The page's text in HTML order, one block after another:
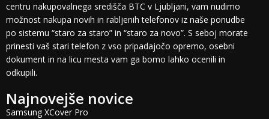
centru nakupovalnega središča BTC v Ljubljani, vam nudimo
možnost nakupa novih in rabljenih telefonov iz naše ponudbe
po sistemu “staro za staro” in “staro za novo”. S seboj morate
prinesti vaš stari telefon z vso pripadajočo opremo, osebni
dokument in na licu mesta vam ga bomo lahko ocenili in
odkupili.
Najnovejše novice
Samsung XCover Pro